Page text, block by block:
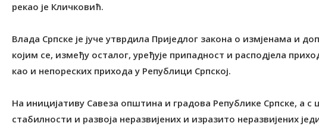
рекао је Кличковић.
Влада Српске је јуче утврдила Приједлог закона о измјенама и
којим се, између осталог, уређује припадност и расподјела
као и непореских прихода у Републици Српској.
На иницијативу Савеза општина и градова Републике Српске, а
стабилности и развоја неразвијених и изразито неразвијених